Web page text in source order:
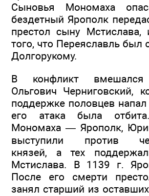
Сыновья Мономаха
бездетный Ярополк
престол сыну Мстислава,
того, что Переяславль
Долгорукому.
В конфликт вмешался
Ольгович Черниговский,
поддержке половцев
его атака была
Мономаха — Ярополк,
выступили против
князей, а тех
Мстислава. В 1139 г.
После его смерти
занял старший из